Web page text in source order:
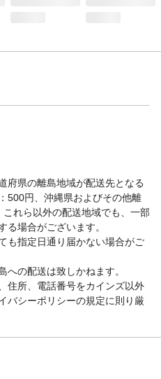
府県の離島地域が配送先となる
500円、沖縄県およびその他離
れら以外の配送地域でも、一部
る場合がございます。
も指定日通り届かない場合がご
への配送は致しかねます。
住所、電話番号をカインズ以外
バシーポリシーの規定に則り厳